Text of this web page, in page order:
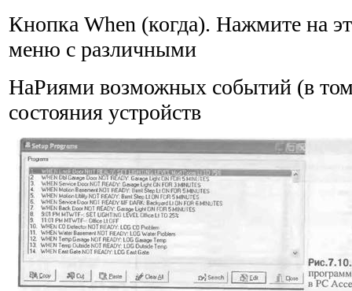
Кнопка When (когда). Нажмите на
меню с различными
НаРиями возможных событий (в том
состояния устройств